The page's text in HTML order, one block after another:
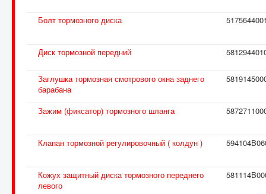
Болт тормозного диска
Диск тормозной передний
Заглушка тормозная смотрового окна заднего
барабана
Зажим (фиксатор) тормозного шланга
Клапан тормозной регулировочный ( колдун )
Кожух защитный диска тормозного переднего
левого